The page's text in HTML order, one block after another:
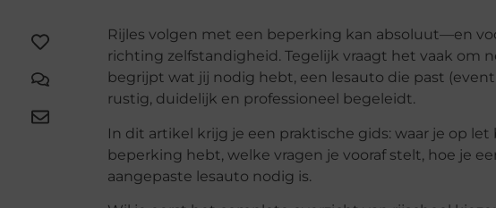
Rijles volgen met een beperking kan absoluut—en
richting zelfstandigheid. Tegelijk vraagt het vaak om
begrijpt wat jij nodig hebt, een lesauto die past
rustig, duidelijk en professioneel begeleidt.
In dit artikel krijg je een praktische gids: waar je op
beperking hebt, welke vragen je vooraf stelt, hoe je
aangepaste lesauto nodig is.